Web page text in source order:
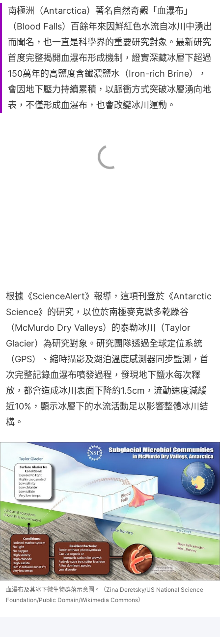
南極洲（Antarctica）著名自然奇觀「血瀑布」
（Blood Falls）百餘年來因鮮紅色水流自冰川中湧出
而聞名，也一直是科學界的重要研究對象。最新研究
首度完整揭開血瀑布形成機制，證實深藏冰層下超過
150萬年的高鹽度含鐵濃鹽水（Iron-rich Brine），
會因地下壓力持續累積，以脈衝方式突破冰層湧向地
表，不僅形成血瀑布，也會改變冰川運動。
根據《ScienceAlert》報導，這項刊登於《Antarctic
Science》的研究，以位於南極麥克默多乾躁谷
（McMurdo Dry Valleys）的泰勒冰川（Taylor
Glacier）為研究對象。研究團隊透過全球定位系統
（GPS）、縮時攝影及湖泊溫度感測器同步監測，首
次完整記錄血瀑布噴發過程，發現地下鹽水每次釋
放，都會造成冰川表面下降約1.5cm，流動速度減緩
近10%，顯示冰層下的水流活動足以影響整體冰川結
構。
血瀑布及其冰下微生物群落示意圖。（Zina Deretsky/US National Science
Foundation/Public Domain/Wikimedia Commons）